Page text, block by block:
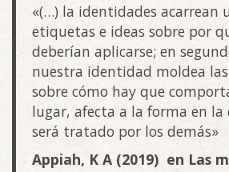
«(…) la identidades acarrean
etiquetas e ideas sobre por
deberían aplicarse; en
nuestra identidad moldea
sobre cómo hay que
lugar, afecta a la forma en la
será tratado por los demás»
Appiah, K A (2019) en Las